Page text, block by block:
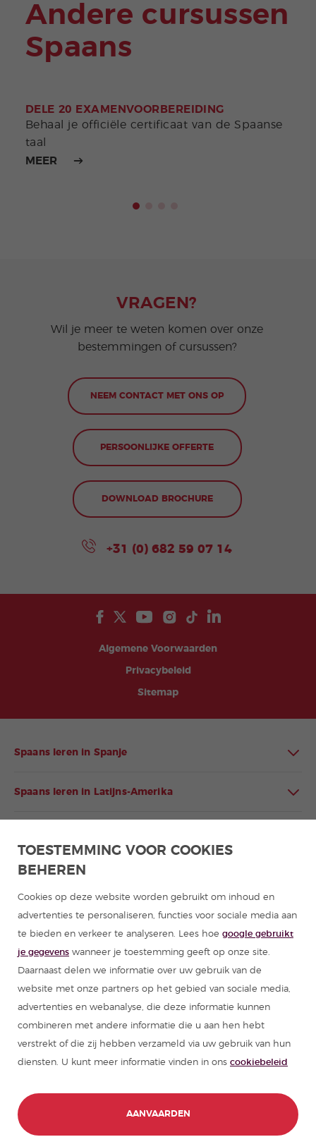
Andere cursussen
Spaans
DELE 20 EXAMENVOORBEREIDING
Behaal je officiële certificaat van de Spaanse
taal
MEER
VRAGEN?
Wil je meer te weten komen over onze
bestemmingen of cursussen?
NEEM CONTACT MET ONS OP
PERSOONLIJKE OFFERTE
DOWNLOAD BROCHURE
+31 (0) 682 59 07 14
Algemene Voorwaarden
Privacybeleid
Sitemap
Spaans leren in Spanje
Spaans leren in Latijns-Amerika
Cursussen Spaans
Zomerkampen Spanje
Hulpmiddelen om Spaans te leren
Partners
Reisgids van Spanje
Reisgidsen van Latijns-Amerika
© 1989 - 2026 don Quijote S.L. Alle
TOESTEMMING VOOR COOKIES
BEHEREN
Cookies op deze website worden gebruikt om inhoud en
advertenties te personaliseren, functies voor sociale media aan
te bieden en verkeer te analyseren. Lees hoe google gebruikt
je gegevens wanneer je toestemming geeft op onze site.
Daarnaast delen we informatie over uw gebruik van de
website met onze partners op het gebied van sociale media,
advertenties en webanalyse, die deze informatie kunnen
combineren met andere informatie die u aan hen hebt
verstrekt of die zij hebben verzameld via uw gebruik van hun
diensten. U kunt meer informatie vinden in ons cookiebeleid
AANVAARDEN